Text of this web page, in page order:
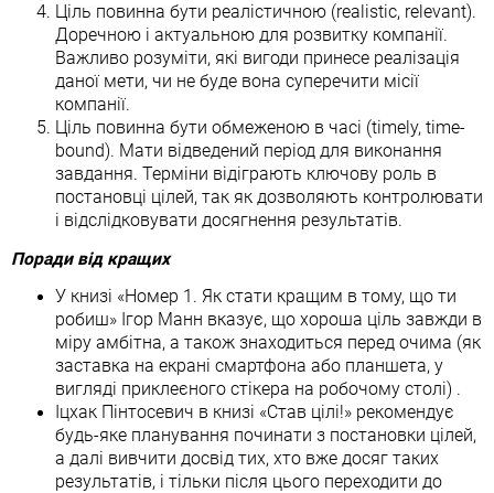
Ціль повинна бути реалістичною (realistic, relevant).
Доречною і актуальною для розвитку компанії.
Важливо розуміти, які вигоди принесе реалізація
даної мети, чи не буде вона суперечити місії
компанії.
Ціль повинна бути обмеженою в часі (timely, time-
bound). Мати відведений період для виконання
завдання. Терміни відіграють ключову роль в
постановці цілей, так як дозволяють контролювати
і відслідковувати досягнення результатів.
Поради від кращих
У книзі «Номер 1. Як стати кращим в тому, що ти
робиш» Ігор Манн вказує, що хороша ціль завжди в
міру амбітна, а також знаходиться перед очима (як
заставка на екрані смартфона або планшета, у
вигляді приклеєного стікера на робочому столі) .
Іцхак Пінтосевич в книзі «Став цілі!» рекомендує
будь-яке планування починати з постановки цілей,
а далі вивчити досвід тих, хто вже досяг таких
результатів, і тільки після цього переходити до